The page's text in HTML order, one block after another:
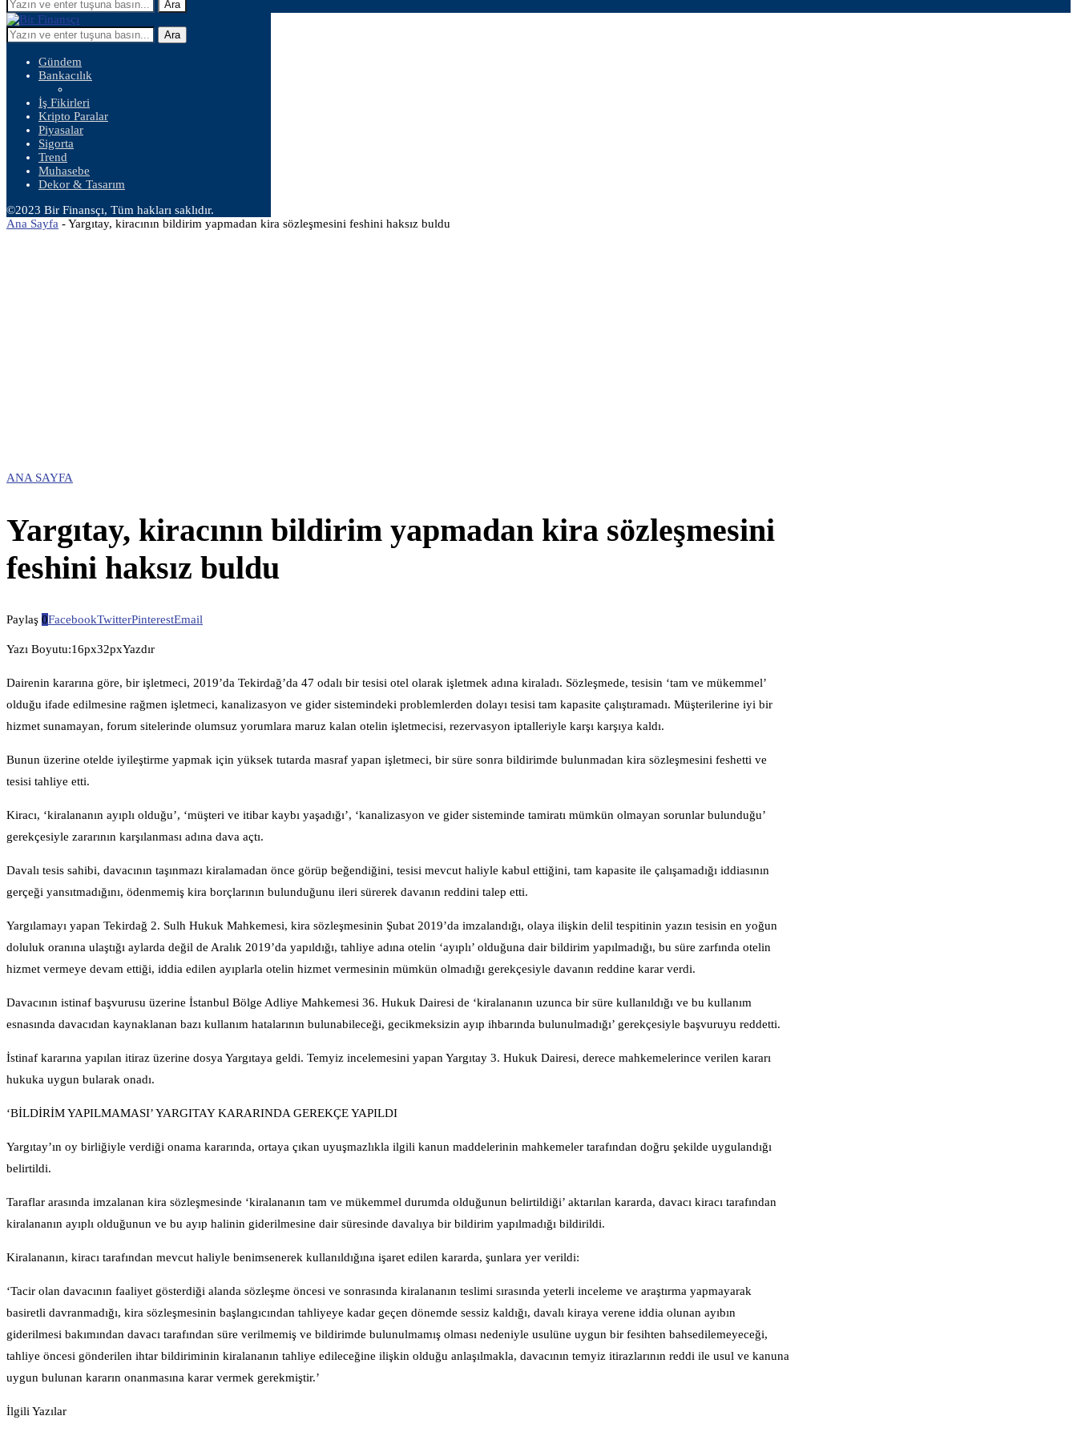
Ara
Ara
Gündem
Bankacılık
İş Fikirleri
Kripto Paralar
Piyasalar
Sigorta
Trend
Muhasebe
Dekor & Tasarım
©2023 Bir Finansçı, Tüm hakları saklıdır.
Ana Sayfa -Yargıtay, kiracının bildirim yapmadan kira sözleşmesini feshini haksız buldu
ANA SAYFA
Yargıtay, kiracının bildirim yapmadan kira sözleşmesini
feshini haksız buldu
Paylaş 0FacebookTwitterPinterestEmail
Yazı Boyutu:16px32pxYazdır
Dairenin kararına göre, bir işletmeci, 2019’da Tekirdağ’da 47 odalı bir tesisi otel olarak işletmek adına kiraladı. Sözleşmede, tesisin ‘tam ve mükemmel’
olduğu ifade edilmesine rağmen işletmeci, kanalizasyon ve gider sistemindeki problemlerden dolayı tesisi tam kapasite çalıştıramadı. Müşterilerine iyi bir
hizmet sunamayan, forum sitelerinde olumsuz yorumlara maruz kalan otelin işletmecisi, rezervasyon iptalleriyle karşı karşıya kaldı.
Bunun üzerine otelde iyileştirme yapmak için yüksek tutarda masraf yapan işletmeci, bir süre sonra bildirimde bulunmadan kira sözleşmesini feshetti ve
tesisi tahliye etti.
Kiracı, ‘kiralananın ayıplı olduğu’, ‘müşteri ve itibar kaybı yaşadığı’, ‘kanalizasyon ve gider sisteminde tamiratı mümkün olmayan sorunlar bulunduğu’
gerekçesiyle zararının karşılanması adına dava açtı.
Davalı tesis sahibi, davacının taşınmazı kiralamadan önce görüp beğendiğini, tesisi mevcut haliyle kabul ettiğini, tam kapasite ile çalışamadığı iddiasının
gerçeği yansıtmadığını, ödenmemiş kira borçlarının bulunduğunu ileri sürerek davanın reddini talep etti.
Yargılamayı yapan Tekirdağ 2. Sulh Hukuk Mahkemesi, kira sözleşmesinin Şubat 2019’da imzalandığı, olaya ilişkin delil tespitinin yazın tesisin en yoğun
doluluk oranına ulaştığı aylarda değil de Aralık 2019’da yapıldığı, tahliye adına otelin ‘ayıplı’ olduğuna dair bildirim yapılmadığı, bu süre zarfında otelin
hizmet vermeye devam ettiği, iddia edilen ayıplarla otelin hizmet vermesinin mümkün olmadığı gerekçesiyle davanın reddine karar verdi.
Davacının istinaf başvurusu üzerine İstanbul Bölge Adliye Mahkemesi 36. Hukuk Dairesi de ‘kiralananın uzunca bir süre kullanıldığı ve bu kullanım
esnasında davacıdan kaynaklanan bazı kullanım hatalarının bulunabileceği, gecikmeksizin ayıp ihbarında bulunulmadığı’ gerekçesiyle başvuruyu reddetti.
İstinaf kararına yapılan itiraz üzerine dosya Yargıtaya geldi. Temyiz incelemesini yapan Yargıtay 3. Hukuk Dairesi, derece mahkemelerince verilen kararı
hukuka uygun bularak onadı.
‘BİLDİRİM YAPILMAMASI’ YARGITAY KARARINDA GEREKÇE YAPILDI
Yargıtay’ın oy birliğiyle verdiği onama kararında, ortaya çıkan uyuşmazlıkla ilgili kanun maddelerinin mahkemeler tarafından doğru şekilde uygulandığı
belirtildi.
Taraflar arasında imzalanan kira sözleşmesinde ‘kiralananın tam ve mükemmel durumda olduğunun belirtildiği’ aktarılan kararda, davacı kiracı tarafından
kiralananın ayıplı olduğunun ve bu ayıp halinin giderilmesine dair süresinde davalıya bir bildirim yapılmadığı bildirildi.
Kiralananın, kiracı tarafından mevcut haliyle benimsenerek kullanıldığına işaret edilen kararda, şunlara yer verildi:
‘Tacir olan davacının faaliyet gösterdiği alanda sözleşme öncesi ve sonrasında kiralananın teslimi sırasında yeterli inceleme ve araştırma yapmayarak
basiretli davranmadığı, kira sözleşmesinin başlangıcından tahliyeye kadar geçen dönemde sessiz kaldığı, davalı kiraya verene iddia olunan ayıbın
giderilmesi bakımından davacı tarafından süre verilmemiş ve bildirimde bulunulmamış olması nedeniyle usulüne uygun bir fesihten bahsedilemeyeceği,
tahliye öncesi gönderilen ihtar bildiriminin kiralananın tahliye edileceğine ilişkin olduğu anlaşılmakla, davacının temyiz itirazlarının reddi ile usul ve kanuna
uygun bulunan kararın onanmasına karar vermek gerekmiştir.’
İlgili Yazılar